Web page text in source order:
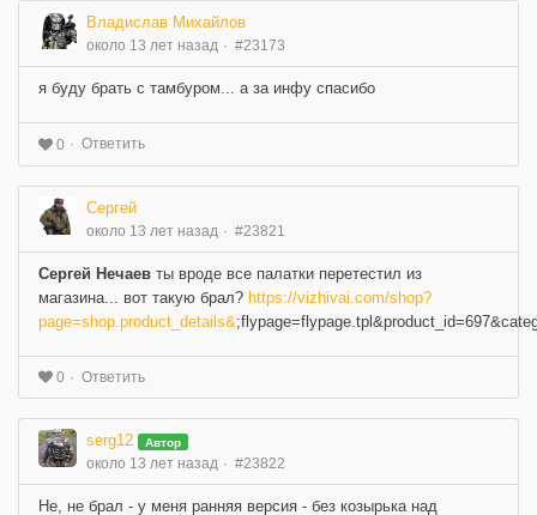
Владислав Михайлов
около 13 лет назад #23173
я буду брать с тамбуром... а за инфу спасибо
0 Ответить
Сергей
около 13 лет назад #23821
Сергей Нечаев ты вроде все палатки перетестил из
магазина... вот такую брал? https://vizhivai.com/shop?
page=shop.product_details&
0 Ответить
serg12 Автор
около 13 лет назад #23822
Не, не брал - у меня ранняя версия - без козырька над